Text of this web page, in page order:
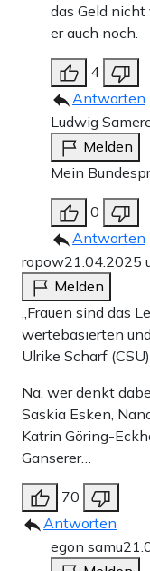
das Geld
er auch noch.
4
Antworten
Ludwig
Melden
Mein
0
Antworten
ropow21.04.2025
Melden
„Frauen sind das
wertebasierten
Ulrike Scharf
Na, wer denkt
Saskia Esken,
Katrin Göring-
Ganserer…
70
Antworten
egon samu